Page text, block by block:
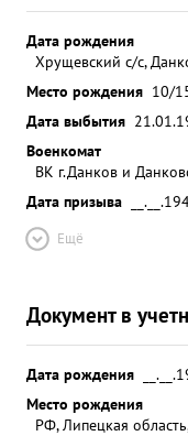
Дата рождения
Хрущевский с/с,
Место рождения 10/
Дата выбытия
Военкомат
ВК г.Данков и
Дата призыва
Ещё
Документ в
Дата рождения
Место рождения
РФ, Липецкая